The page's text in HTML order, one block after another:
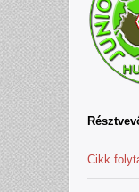
Cikk